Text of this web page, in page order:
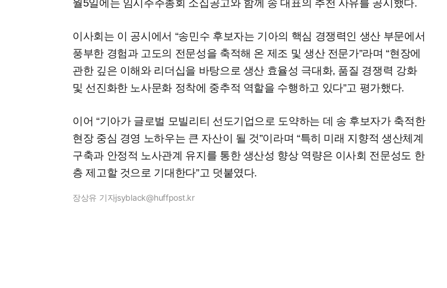
월5일에는 임시주주총회 소집공고와 함께 송 대표의 추천 사유를 공시했다.
이사회는 이 공시에서 “송민수 후보자는 기아의 핵심 경쟁력인 생산 부문에서
풍부한 경험과 고도의 전문성을 축적해 온 제조 및 생산 전문가”라며 “현장에
관한 깊은 이해와 리더십을 바탕으로 생산 효율성 극대화, 품질 경쟁력 강화
및 선진화한 노사문화 정착에 중추적 역할을 수행하고 있다”고 평가했다.
이어 “기아가 글로벌 모빌리티 선도기업으로 도약하는 데 송 후보자가 축적한
현장 중심 경영 노하우는 큰 자산이 될 것”이라며 “특히 미래 지향적 생산체계
구축과 안정적 노사관계 유지를 통한 생산성 향상 역량은 이사회 전문성도 한
층 제고할 것으로 기대한다”고 덧붙였다.
장상유 기자jsyblack@huffpost.kr